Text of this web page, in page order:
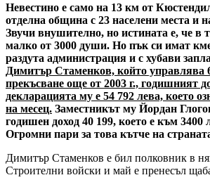
Невестино е само на 13 км от
отделна община с 23 населени места и
Звучи внушително, но истината е, че в
малко от 3000 души. Но пък си имат
раздута администрация и с хубави
Димитър Стаменков, който управлява
прекъсване още от 2003 г., годишният
декларацията му е 54 792 лева, което
на месец. Заместникът му Йордан
годишен доход 40 199, което е към 3400
Огромни пари за това кътче на
Димитър Стаменков е бил полковник в
Строителни войски и май е пренесъл